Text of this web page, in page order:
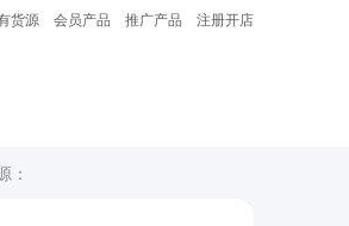
货源 会员产品 推广产品 注册开店
：